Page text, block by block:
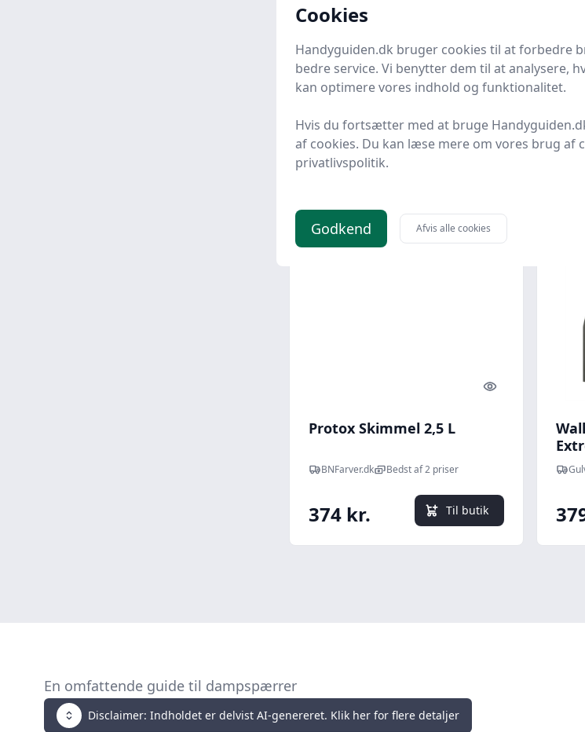
Tarkett - Tarkoflex II - Med
dampspærre 2mm : Erling
29 kr.
Spar -29 kr.
Quick look
Protox Skimmel 2,5 L
BNFarver.dk Bedst af 2 priser
374 kr. Til butik
Mm
En omfattende guide til dampspærrer
Disclaimer: Indholdet er delvist AI-genereret. Klik her for flere detaljer
Cookies
Handyguiden.dk bruger cookies til at forbedre
bedre service. Vi benytter dem til at analysere,
kan optimere vores indhold og funktionalitet.
Hvis du fortsætter med at bruge
af cookies. Du kan læse mere om vores brug af
privatlivspolitik.
Godkend Afvis alle cookies